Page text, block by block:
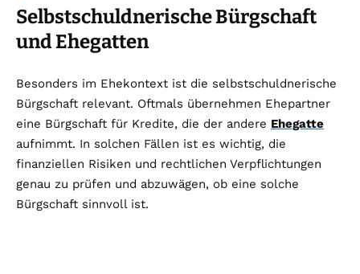
Selbstschuldnerische Bürgschaft
und Ehegatten
Besonders im Ehekontext ist die selbstschuldnerische
Bürgschaft relevant. Oftmals übernehmen Ehepartner
eine Bürgschaft für Kredite, die der andere Ehegatte
aufnimmt. In solchen Fällen ist es wichtig, die
finanziellen Risiken und rechtlichen Verpflichtungen
genau zu prüfen und abzuwägen, ob eine solche
Bürgschaft sinnvoll ist.